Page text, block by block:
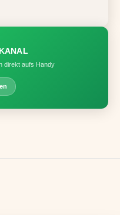
direkt aufs Handy